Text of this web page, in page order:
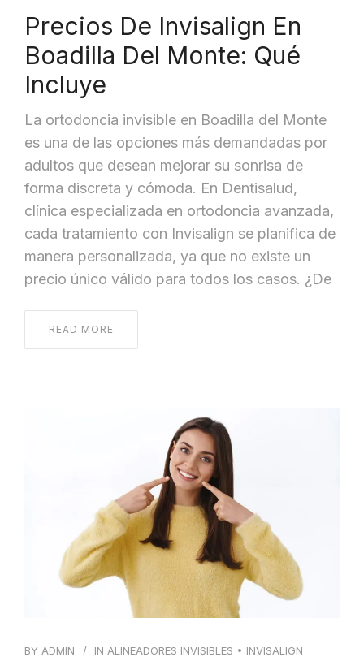
Precios De Invisalign En
Boadilla Del Monte: Qué
Incluye
La ortodoncia invisible en Boadilla del Monte
es una de las opciones más demandadas por
adultos que desean mejorar su sonrisa de
forma discreta y cómoda. En Dentisalud,
clínica especializada en ortodoncia avanzada,
cada tratamiento con Invisalign se planifica de
manera personalizada, ya que no existe un
precio único válido para todos los casos. ¿De
READ MORE
BY ADMIN IN ALINEADORES INVISIBLES • INVISALIGN